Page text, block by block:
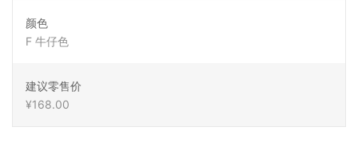
颜色
F 牛仔色
建议零售价
¥168.00